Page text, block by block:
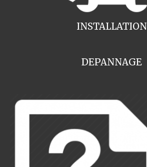
INSTALLATION
DEPANNAGE